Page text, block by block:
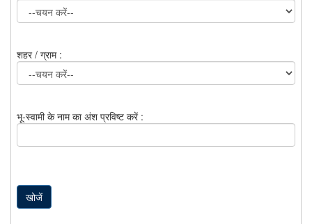
शहर / ग्राम :
भू-स्वामी के नाम का अंश प्रविष्ट करें :